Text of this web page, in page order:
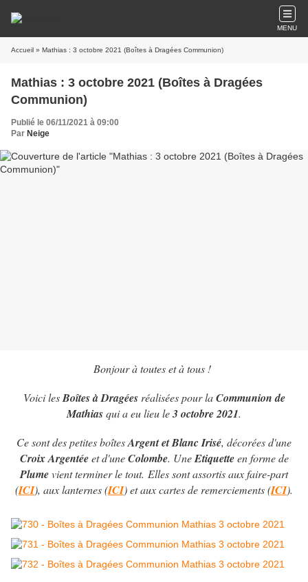
MENU
Accueil » Mathias : 3 octobre 2021 (Boîtes à Dragées Communion)
Mathias : 3 octobre 2021 (Boîtes à Dragées
Communion)
Publié le 06/11/2021 à 09:00
Par Neige
Bonjour à toutes et à tous !
Voici lesBoîtes à Dragéesréalisées pour laCommunion de
Mathiasqui a eu lieu le3 octobre 2021.
Ce sont des petites boîtesArgent et Blanc Irisé, décorées d'une
Croix Argentéeet d'uneColombe. UneEtiquetteen forme de
Plumevient terminer le tout. Elles sont assortis aux faire-part
(ICI), aux lanternes (ICI) et aux cartes de remerciements (ICI).